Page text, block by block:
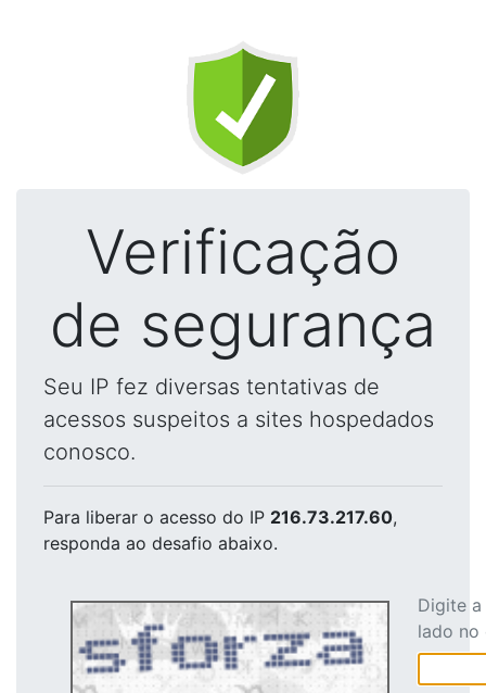
Verificação
de segurança
Seu IP fez diversas tentativas de
acessos suspeitos a sites hospedados
conosco.
Para liberar o acesso do IP 216.73.217.60,
responda ao desafio abaixo.
Digite
lado no